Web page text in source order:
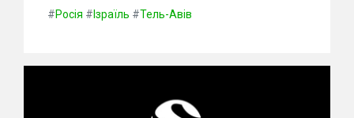
#Росія # Ізраїль #Тель-Авів